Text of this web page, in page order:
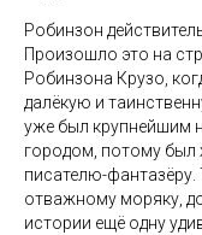
Робинзон
Произошло это на
Робинзона Крузо,
далёкую и
уже был крупнейшим
городом, потому был
писателю-
отважному моряку,
истории ещё одну